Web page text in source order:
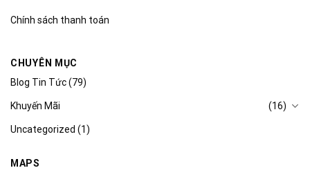
Chính sách thanh toán
CHUYÊN MỤC
Blog Tin Tức(79)
Khuyến Mãi (16)
Uncategorized (1)
MAPS